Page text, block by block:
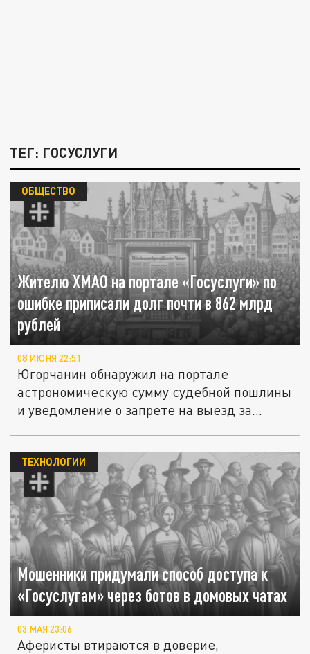
ТЕГ: ГОСУСЛУГИ
Жителю ХМАО на портале «Госуслуги» по
ошибке приписали долг почти в 862 млрд
рублей
ОБЩЕСТВО
08 ИЮНЯ 22:51
Югорчанин обнаружил на портале
астрономическую сумму судебной пошлины
и уведомление о запрете на выезд за...
Мошенники придумали способ доступа к
«Госуслугам» через ботов в домовых чатах
ТЕХНОЛОГИИ
03 МАЯ 23:06
Аферисты втираются в доверие,